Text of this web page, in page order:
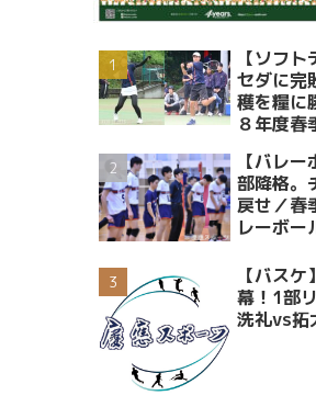
【ソフ
セダに
穫を糧に
８年度春
【バレ
部降格。
戻せ／春
レーボー
【バス
幕！1部
洗礼vs拓